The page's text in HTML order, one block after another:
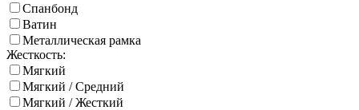
Спанбонд
Ватин
Металлическая рамка
Жесткость:
Мягкий
Мягкий / Средний
Мягкий / Жесткий